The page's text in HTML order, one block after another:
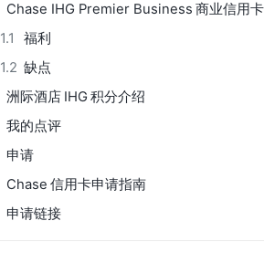
Chase IHG Premier Business 商业信用
1.1
福利
1.2 缺点
洲际酒店 IHG 积分介绍
我的点评
申请
Chase 信用卡申请指南
申请链接